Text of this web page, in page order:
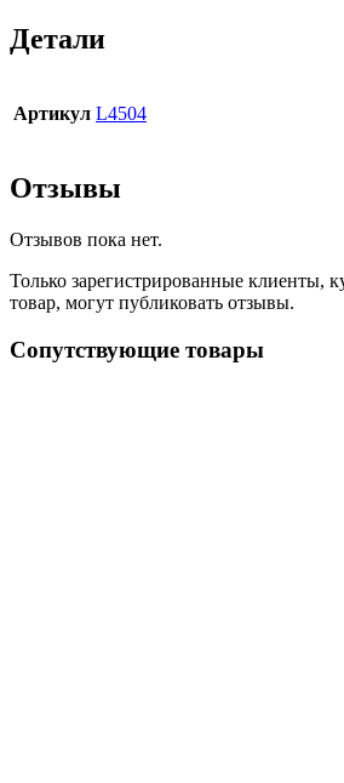
Детали
Артикул L4504
Отзывы
Отзывов пока нет.
Только зарегистрированные клиенты,
товар, могут публиковать отзывы.
Сопутствующие товары